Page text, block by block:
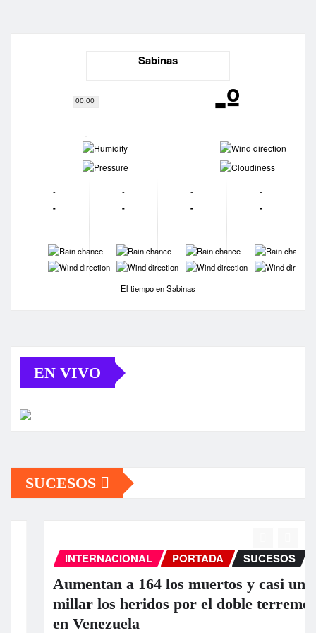
00:00
Sabinas
-º
-
-
-
-
-
-
-
-
-
-
-
-
-
-
-
-
-
-
-
-
El tiempo en Sabinas
EN VIVO
SUCESOS
INTERNACIONAL PORTADA SUCESOS
Aumentan a 164 los muertos y casi un
millar los heridos por el doble terremoto
en Venezuela